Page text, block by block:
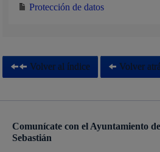
Protección de datos
Volver al índice Volver
Comunícate con el Ayuntamiento
Sebastián